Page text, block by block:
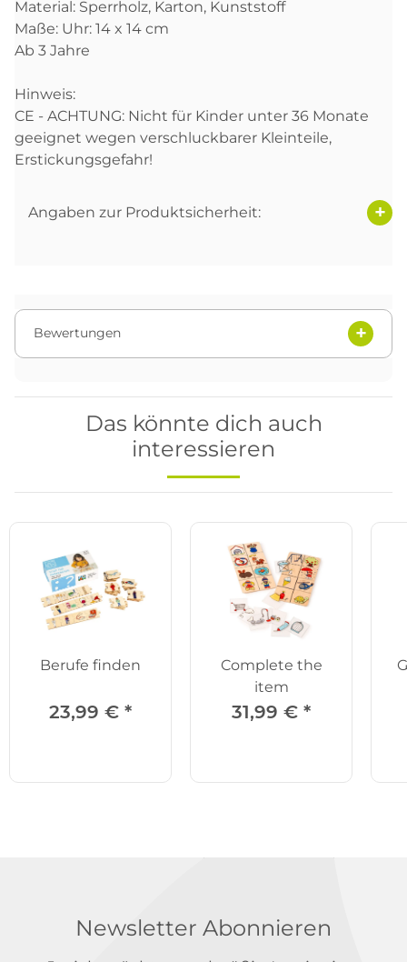
Material: Sperrholz, Karton, Kunststoff
Maße: Uhr: 14 x 14 cm
Ab 3 Jahre
Hinweis:
CE - ACHTUNG: Nicht für Kinder unter 36 Monate
geeignet wegen verschluckbarer Kleinteile,
Erstickungsgefahr!
Angaben zur Produktsicherheit:
Bewertungen
Das könnte dich auch
interessieren
Berufe finden
23,99 € *
Complete the
item
31,99 € *
Newsletter Abonnieren